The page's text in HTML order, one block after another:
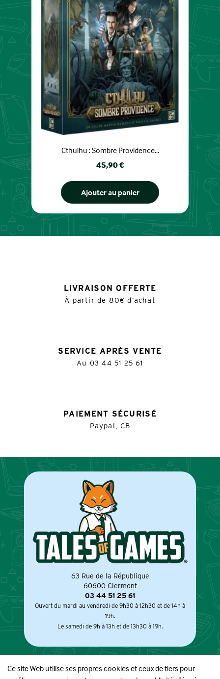
Cthulhu : Sombre Providence...
Prix
45,90 €
Ajouter au panier
LIVRAISON OFFERTE
À partir de 80€ d’achat
SERVICE APRÈS VENTE
Au 03 44 51 25 61
PAIEMENT SÉCURISÉ
Paypal, CB
63 Rue de la République
60600 Clermont
03 44 51 25 61
Ouvert du mardi au vendredi de 9h30 à 12h30 et de 14h à
19h.
Le samedi de 9h à 13h et de 13h30 à 19h.
Ce site Web utilise ses propres cookies et ceux de tiers pour